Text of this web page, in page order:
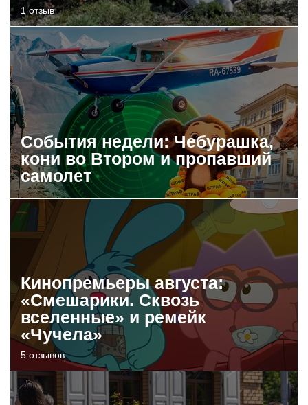
1 отзыв
События недели: Чебурашка,
кони во Втором и пропавший
самолет
Кинопремьеры августа:
«Смешарики. Сквозь
вселенные» и ремейк
«Чучела»
5 отзывов